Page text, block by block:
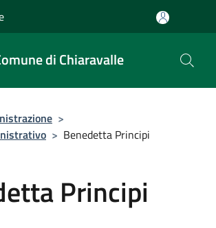
di Chiaravalle
>
> Benedetta Principi
Principi